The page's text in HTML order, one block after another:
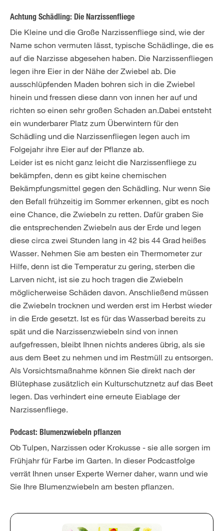
Achtung Schädling: Die Narzissenfliege
Die Kleine und die Große Narzissenfliege sind, wie der
Name schon vermuten lässt, typische Schädlinge, die es
auf die Narzisse abgesehen haben. Die Narzissenfliegen
legen ihre Eier in der Nähe der Zwiebel ab. Die
ausschlüpfenden Maden bohren sich in die Zwiebel
hinein und fressen diese dann von innen her auf und
richten so einen sehr großen Schaden an.Dabei entsteht
ein wunderbarer Platz zum Überwintern für den
Schädling und die Narzissenfliegen legen auch im
Folgejahr ihre Eier auf der Pflanze ab.
Leider ist es nicht ganz leicht die Narzissenfliege zu
bekämpfen, denn es gibt keine chemischen
Bekämpfungsmittel gegen den Schädling. Nur wenn Sie
den Befall frühzeitig im Sommer erkennen, gibt es noch
eine Chance, die Zwiebeln zu retten. Dafür graben Sie
die entsprechenden Zwiebeln aus der Erde und legen
diese circa zwei Stunden lang in 42 bis 44 Grad heißes
Wasser. Nehmen Sie am besten ein Thermometer zur
Hilfe, denn ist die Temperatur zu gering, sterben die
Larven nicht, ist sie zu hoch tragen die Zwiebeln
möglicherweise Schäden davon. Anschließend müssen
die Zwiebeln trocknen und werden erst im Herbst wieder
in die Erde gesetzt. Ist es für das Wasserbad bereits zu
spät und die Narzissenzwiebeln sind von innen
aufgefressen, bleibt Ihnen nichts anderes übrig, als sie
aus dem Beet zu nehmen und im Restmüll zu entsorgen.
Als Vorsichtsmaßnahme können Sie direkt nach der
Blütephase zusätzlich ein Kulturschutznetz auf das Beet
legen. Das verhindert eine erneute Eiablage der
Narzissenfliege.
Podcast: Blumenzwiebeln pflanzen
Ob Tulpen, Narzissen oder Krokusse - sie alle sorgen im
Frühjahr für Farbe im Garten. In dieser Podcastfolge
verrät Ihnen unser Experte Werner daher, wann und wie
Sie Ihre Blumenzwiebeln am besten pflanzen.